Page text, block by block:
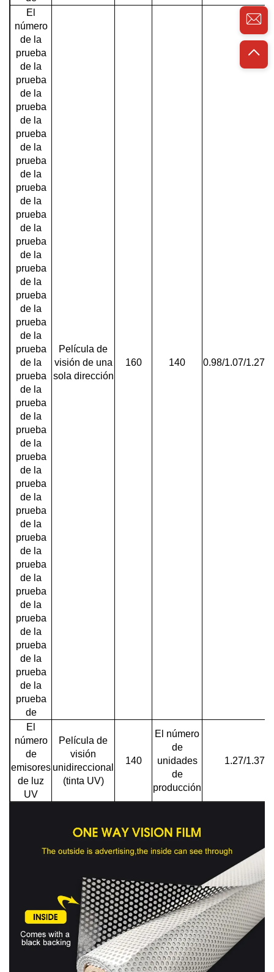
El
número
de la
prueba
de la
prueba
de la
prueba
de la
prueba
de la
prueba
de la
prueba
de la
prueba
de la
prueba
de la
prueba
de la
prueba
de la
prueba
de la
prueba
de la
prueba
de la
prueba
de la
prueba
de la
prueba
de la
prueba
de la
prueba
de la
prueba
de la
prueba
de la
prueba
de la
prueba
de la
prueba
de la
prueba
de la
prueba
de
Película de
visión de una
sola dirección
160 140 0.98/1.07/1.27/
El
número
de
emisores
de luz
UV
Película de
visión
unidireccional
(tinta UV)
140
El número
de
unidades
de
producción
1.27/1.37/